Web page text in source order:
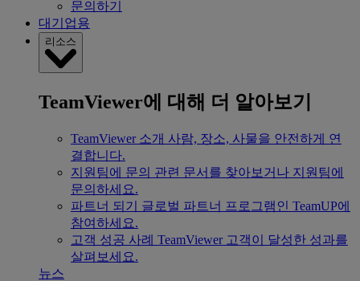
문의하기
대기업용
리소스
TeamViewer에 대해 더 알아보기
TeamViewer 소개 사람, 장소, 사물을 안전하게 연
결합니다.
지원팀에 문의 관련 문서를 찾아보거나 지원팀에
문의하세요.
파트너 되기
글로벌 파트너 프로그램인 TeamUP에
참여하세요.
고객 성공 사례 TeamViewer 고객이 달성한 성과를
살펴보세요.
뉴스